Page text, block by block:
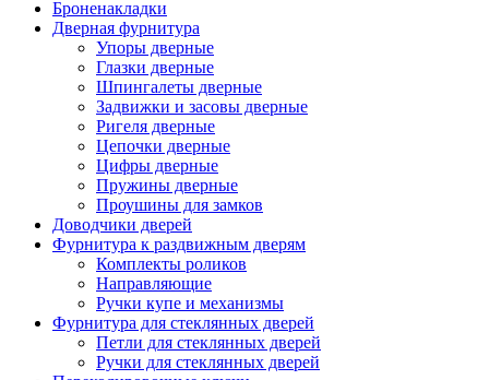
Броненакладки
Дверная фурнитура
Упоры дверные
Глазки дверные
Шпингалеты дверные
Задвижки и засовы дверные
Ригеля дверные
Цепочки дверные
Цифры дверные
Пружины дверные
Проушины для замков
Доводчики дверей
Фурнитура к раздвижным дверям
Комплекты роликов
Направляющие
Ручки купе и механизмы
Фурнитура для стеклянных дверей
Петли для стеклянных дверей
Ручки для стеклянных дверей